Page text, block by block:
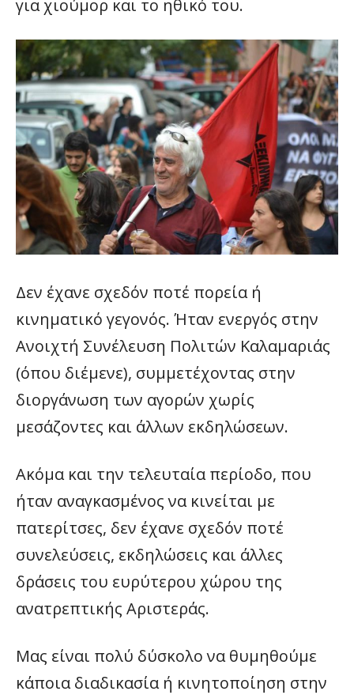
για χιούμορ και το ηθικό του.
Δεν έχανε σχεδόν ποτέ πορεία ή
κινηματικό γεγονός. Ήταν ενεργός στην
Ανοιχτή Συνέλευση Πολιτών Καλαμαριάς
(όπου διέμενε), συμμετέχοντας στην
διοργάνωση των αγορών χωρίς
μεσάζοντες και άλλων εκδηλώσεων.
Ακόμα και την τελευταία περίοδο, που
ήταν αναγκασμένος να κινείται με
πατερίτσες, δεν έχανε σχεδόν ποτέ
συνελεύσεις, εκδηλώσεις και άλλες
δράσεις του ευρύτερου χώρου της
ανατρεπτικής Αριστεράς.
Μας είναι πολύ δύσκολο να θυμηθούμε
κάποια διαδικασία ή κινητοποίηση στην